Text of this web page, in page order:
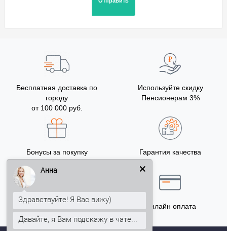
Бесплатная доставка по
городу
от 100 000 руб.
Используйте скидку
Пенсионерам 3%
Бонусы за покупку
Гарантия качества
Точный расчёт Онлайн оплата
Анна
Здравствуйте! Я Вас вижу)
Давайте, я Вам подскажу в чате...